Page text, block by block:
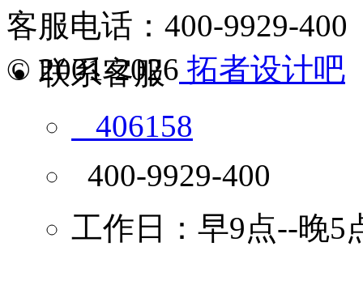
客服电话：400-9929-400
© 2001-2026 拓者设计吧
联系客服
406158
400-9929-400
工作日：早9点--晚5